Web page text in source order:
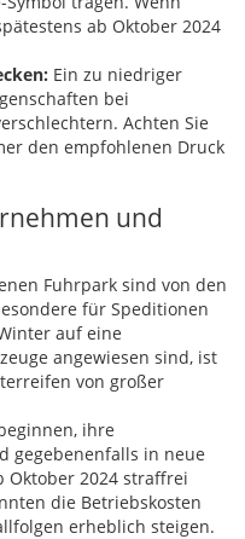
ab Oktober 2024
Ein zu niedriger
bei
Achten Sie
den empfohlenen Druck
und
Fuhrpark sind von den
für Speditionen
auf eine
angewiesen sind, ist
von großer
ihre
gegebenenfalls in neue
Oktober 2024 straffrei
die Betriebskosten
erheblich steigen.